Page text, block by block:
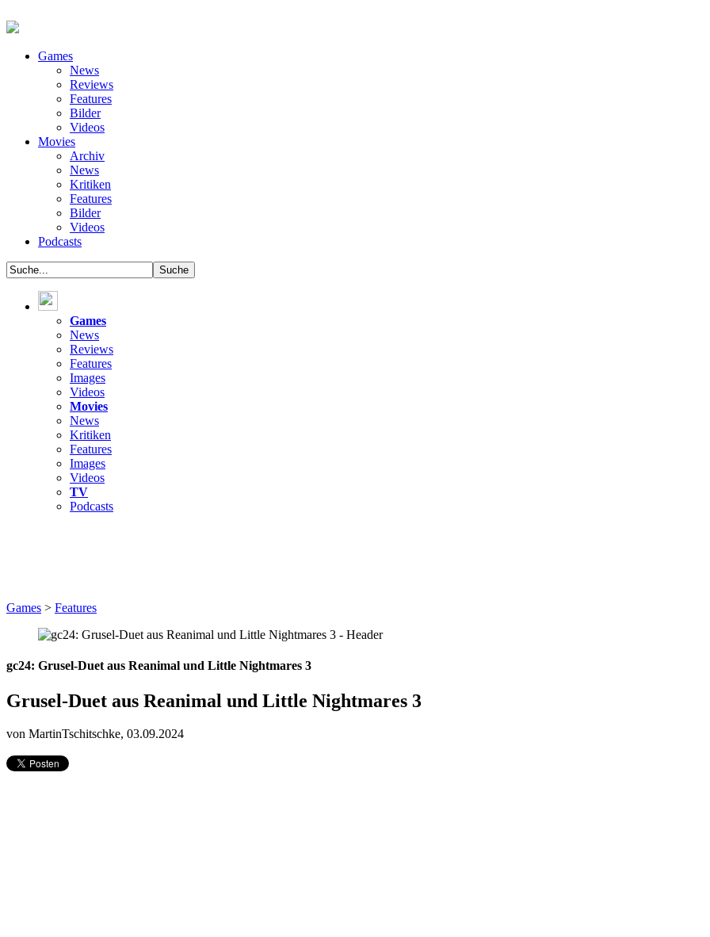
Games
News
Reviews
Features
Bilder
Videos
Movies
Archiv
News
Kritiken
Features
Bilder
Videos
Podcasts
Games
News
Reviews
Features
Images
Videos
Movies
News
Kritiken
Features
Images
Videos
TV
Podcasts
Games > Features
gc24: Grusel-Duet aus Reanimal und Little Nightmares 3
Grusel-Duet aus Reanimal und Little Nightmares 3
von MartinTschitschke, 03.09.2024